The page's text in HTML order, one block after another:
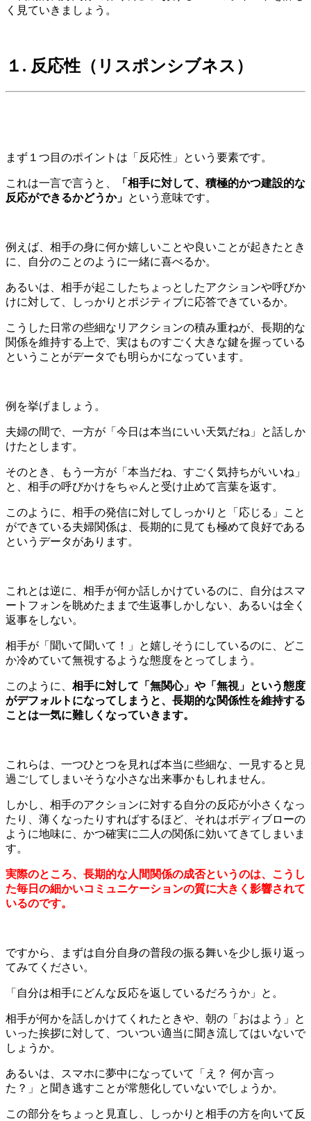
く見ていきましょう。
１. 反応性（リスポンシブネス）
まず１つ目のポイントは「反応性」という要素です。
これは一言で言うと、
「相手に対して、積極的かつ建設的な
反応ができるかどうか」 という意味です。
例えば、相手の身に何か嬉しいことや良いことが起きたとき
に、自分のことのように一緒に喜べるか。
あるいは、相手が起こしたちょっとしたアクションや呼びか
けに対して、しっかりとポジティブに応答できているか。
こうした日常の些細なリアクションの積み重ねが、長期的な
関係を維持する上で、実はものすごく大きな鍵を握っている
ということがデータでも明らかになっています。
例を挙げましょう。
夫婦の間で、一方が「今日は本当にいい天気だね」と話しか
けたとします。
そのとき、もう一方が「本当だね、すごく気持ちがいいね」
と、相手の呼びかけをちゃんと受け止めて言葉を返す。
このように、相手の発信に対してしっかりと「応じる」こと
ができている夫婦関係は、長期的に見ても極めて良好である
というデータがあります。
これとは逆に、相手が何か話しかけているのに、自分はスマ
ートフォンを眺めたままで生返事しかしない、あるいは全く
返事をしない。
相手が「聞いて聞いて！」と嬉しそうにしているのに、どこ
か冷めていて無視するような態度をとってしまう。
このように、 相手に対して「無関心」や「無視」という態度
がデフォルトになってしまうと、長期的な関係性を維持する
ことは一気に難しくなっていきます。
これらは、一つひとつを見れば本当に些細な、一見すると見
過ごしてしまいそうな小さな出来事かもしれません。
しかし、相手のアクションに対する自分の反応が小さくなっ
たり、薄くなったりすればするほど、それはボディブローの
ように地味に、かつ確実に二人の関係に効いてきてしまいま
す。
実際のところ、長期的な人間関係の成否というのは、こうし
た毎日の細かいコミュニケーションの質に大きく影響されて
いるのです。
ですから、まずは自分自身の普段の振る舞いを少し振り返っ
てみてください。
「自分は相手にどんな反応を返しているだろうか」と。
相手が何かを話しかけてくれたときや、朝の「おはよう」と
いった挨拶に対して、ついつい適当に聞き流してはいないで
しょうか。
あるいは、スマホに夢中になっていて「え？ 何か言っ
た？」と聞き逃すことが常態化していないでしょうか。
この部分をちょっと見直し、しっかりと相手の方を向いて反